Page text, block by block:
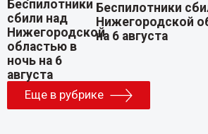
Беспилотники
Нижегородской
на 6 августа
Еще в рубрике